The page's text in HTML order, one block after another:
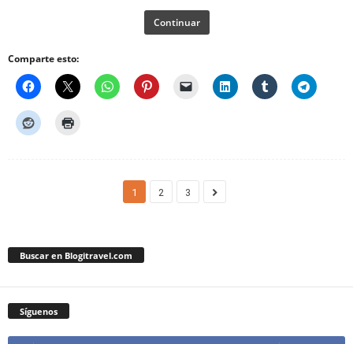
Continuar
Comparte esto:
1 2 3
Buscar en Blogitravel.com
Síguenos